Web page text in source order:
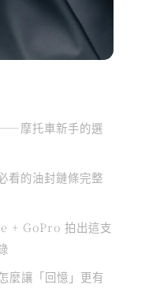
摩托車新手的選
看的油封鏈條完整
+ GoPro 拍出這支
麼讓「回憶」更有